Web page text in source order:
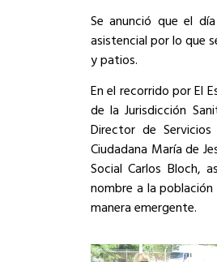
Se anunció que el
asistencial por lo que
y patios.
En el recorrido por El
de la Jurisdicción
Director de
Ciudadana María de
Social Carlos Bloch,
nombre a la
manera emergente.